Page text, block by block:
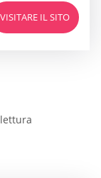
VISITARE IL SITO